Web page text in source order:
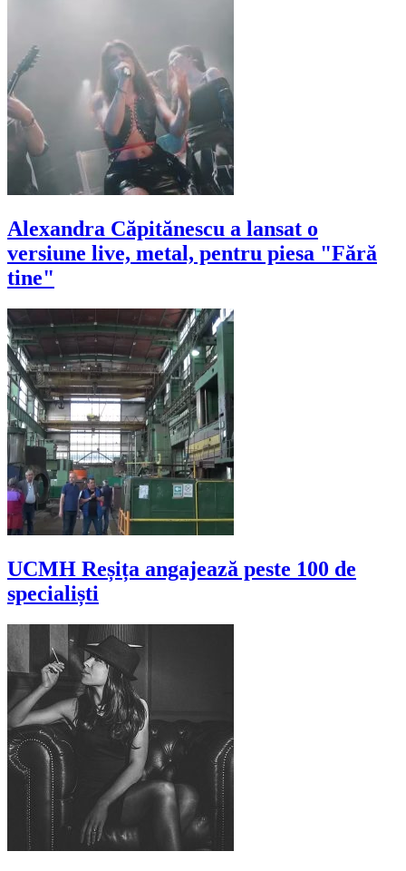
Alexandra Căpitănescu a lansat o
versiune live, metal, pentru piesa "Fără
tine"
UCMH Reșița angajează peste 100 de
specialiști